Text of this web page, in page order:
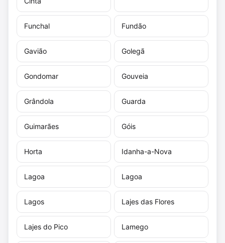
Funchal Fundão
Gavião Golegã
Gondomar Gouveia
Grândola Guarda
Guimarães Góis
Horta Idanha-a-Nova
Lagoa Lagoa
Lagos Lajes das Flores
Lajes do Pico Lamego